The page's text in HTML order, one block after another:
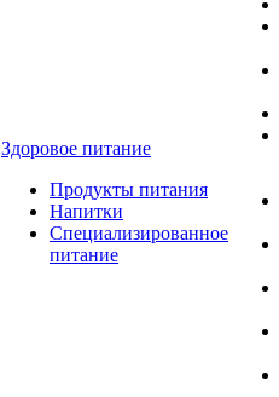
Здоровое питание
Продукты питания
Напитки
Специализированное
питание